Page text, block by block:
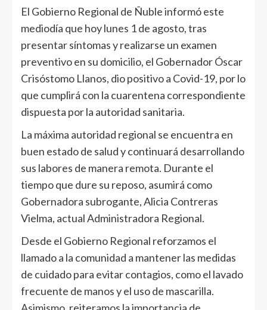
El Gobierno Regional de Ñuble informó este
mediodía que hoy lunes 1 de agosto, tras
presentar síntomas y realizarse un examen
preventivo en su domicilio, el Gobernador Óscar
Crisóstomo Llanos, dio positivo a Covid-19, por lo
que cumplirá con la cuarentena correspondiente
dispuesta por la autoridad sanitaria.
La máxima autoridad regional se encuentra en
buen estado de salud y continuará desarrollando
sus labores de manera remota. Durante el
tiempo que dure su reposo, asumirá como
Gobernadora subrogante, Alicia Contreras
Vielma, actual Administradora Regional.
Desde el Gobierno Regional reforzamos el
llamado a la comunidad a mantener las medidas
de cuidado para evitar contagios, como el lavado
frecuente de manos y el uso de mascarilla.